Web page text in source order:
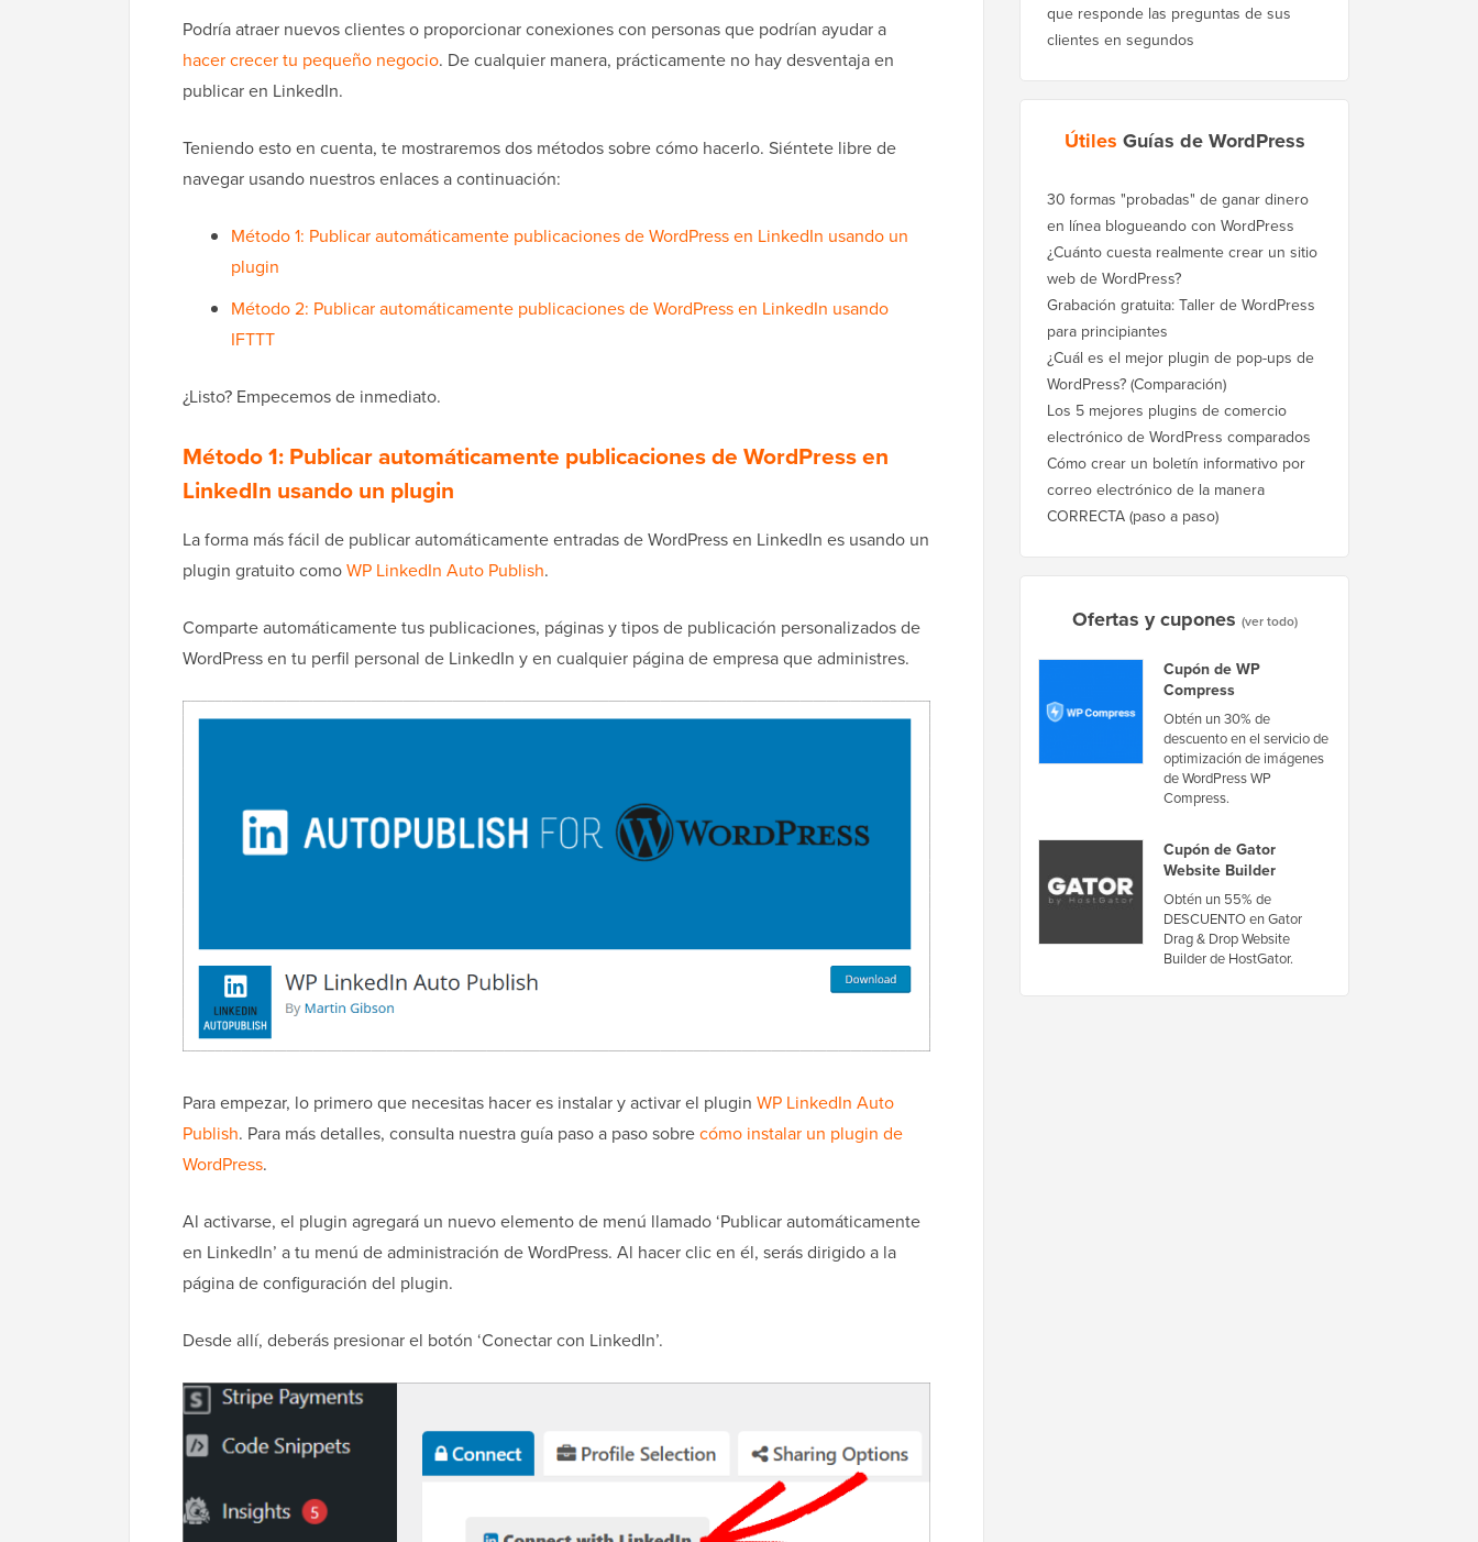
Podría atraer nuevos clientes o proporcionar conexiones con personas que podrían ayudar a
hacer crecer tu pequeño negocio. De cualquier manera, prácticamente no hay desventaja en
publicar en LinkedIn.
Teniendo esto en cuenta, te mostraremos dos métodos sobre cómo hacerlo. Siéntete libre de
navegar usando nuestros enlaces a continuación:
Método 1: Publicar automáticamente publicaciones de WordPress en LinkedIn usando un
plugin
Método 2: Publicar automáticamente publicaciones de WordPress en LinkedIn usando
IFTTT
¿Listo? Empecemos de inmediato.
Método 1: Publicar automáticamente publicaciones de WordPress en
LinkedIn usando un plugin
La forma más fácil de publicar automáticamente entradas de WordPress en LinkedIn es usando un
plugin gratuito comoWP LinkedIn Auto Publish.
Comparte automáticamente tus publicaciones, páginas y tipos de publicación personalizados de
WordPress en tu perfil personal de LinkedIn y en cualquier página de empresa que administres.
Para empezar, lo primero que necesitas hacer es instalar y activar el plugin WP LinkedIn Auto
Publish. Para más detalles, consulta nuestra guía paso a paso sobrecómo instalar un plugin de
WordPress.
Al activarse, el plugin agregará un nuevo elemento de menú llamado ‘Publicar automáticamente
en LinkedIn’ a tu menú de administración de WordPress. Al hacer clic en él, serás dirigido a la
página de configuración del plugin.
Desde allí, deberás presionar el botón ‘Conectar con LinkedIn’.
que responde las preguntas de sus
clientes en segundos
Útiles Guías de WordPress
30 formas "probadas" de ganar dinero
en línea blogueando con WordPress
¿Cuánto cuesta realmente crear un sitio
web de WordPress?
Grabación gratuita: Taller de WordPress
para principiantes
¿Cuál es el mejor plugin de pop-ups de
WordPress? (Comparación)
Los 5 mejores plugins de comercio
electrónico de WordPress comparados
Cómo crear un boletín informativo por
correo electrónico de la manera
CORRECTA (paso a paso)
Ofertas y cupones (ver todo)
Cupón de WP
Compress
Obtén un 30% de
descuento en el servicio de
optimización de imágenes
de WordPress WP
Compress.
Cupón de Gator
Website Builder
Obtén un 55% de
DESCUENTO en Gator
Drag & Drop Website
Builder de HostGator.